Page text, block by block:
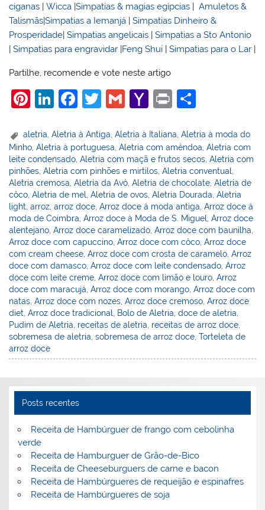
ciganas |Wicca |Simpatias & magias egípcias |Amuletos &
Talismãs|Simpatias a Iemanjá |Simpatias Dinheiro &
Prosperidade|Simpatias angelicais |Simpatias a Sto Antonio
|Simpatias para engravidar |Feng Shui |Simpatias para o Lar |
Partilhe, recomende e vote neste artigo
Pi
er
e
st
Li
k
e
dI
n
F
c
e
b
o
o
k
T
itt
er
G
ai
l
Y
h
o
o
M
ai
l
Pr
t
ar
e
aletria,Aletria à Antiga,Aletria à Italiana,Aletria à moda do
Minho ,Aletria à portuguesa ,Aletria com amêndoa ,Aletria com
leite condensado ,Aletria com maçã e frutos secos ,Aletria com
pinhões ,Aletria com pinhões e mirtilos ,Aletria conventual
Aletria cremosa ,Aletria da Avó ,Aletria de chocolate ,Aletria de
côco ,Aletria de mel ,Aletria de ovos ,Aletria Dourada ,Aletria
light ,arroz ,arroz doce ,Arroz doce á moda antiga ,Arroz doce á
moda de Coimbra ,Arroz doce à Moda de S. Miguel ,Arroz doce
alentejano ,Arroz doce caramelizado ,Arroz doce com baunilha
Arroz doce com capuccino ,Arroz doce com côco ,Arroz doce
com cream cheese ,Arroz doce com crosta de caramelo ,Arroz
doce com damasco ,Arroz doce com leite condensado ,Arroz
doce com leite creme ,Arroz doce com limão e louro ,Arroz
doce com maracujá ,Arroz doce com morango ,Arroz doce com
natas ,Arroz doce com nozes ,Arroz doce cremoso ,Arroz doce
diet ,Arroz doce tradicional Bolo de Aletria ,doce de aletria
Pudim de Aletria receitas de aletria receitas de arroz doce
sobremesa de aletria ,sobremesa de arroz doce ,Torteleta de
arroz doce
Posts recentes
Receita de Hambúrguer de frango com cebolinha
verde
Receita de Hamburguer de Grão-de-Bico
Receita de Cheeseburguers de carne e bacon
Receita de Hambúrgueres de requeijão e espinafres
Receita de Hambúrgueres de soja